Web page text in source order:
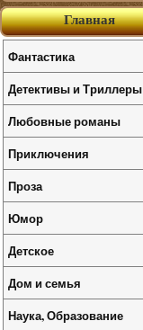
Главная
Фантастика
Детективы и Триллеры
Любовные романы
Приключения
Проза
Юмор
Детское
Дом и семья
Наука, Образование